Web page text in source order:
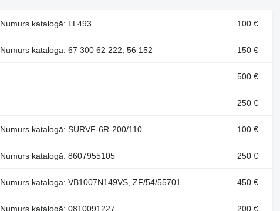
Numurs katalogā: LL493 100 €
Numurs katalogā: 67 300 62 222, 56 152 150 €
500 €
250 €
Numurs katalogā: SURVF-6R-200/110 100 €
Numurs katalogā: 8607955105 250 €
Numurs katalogā: VB1007N149VS, ZF/54/55701 450 €
Numurs katalogā: 0810091227 200 €